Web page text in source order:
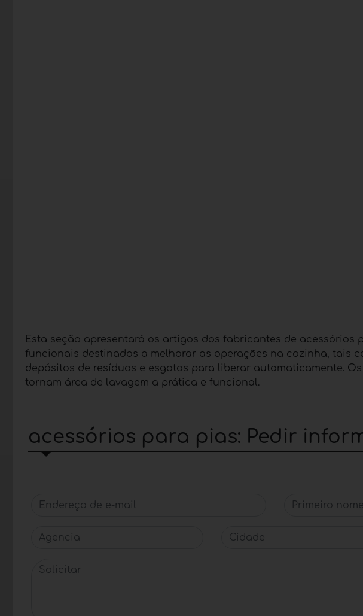
Esta seção apresentará os artigos dos fabricantes de
funcionais destinados a melhorar as operações na cozinha, tais
depósitos de resíduos e esgotos para liberar automaticamente.
tornam área de lavagem a prática e funcional.
acessórios para pias: Pedir
Endereço de e-mail Primeiro nome
Agencia Cidade
Solicitar